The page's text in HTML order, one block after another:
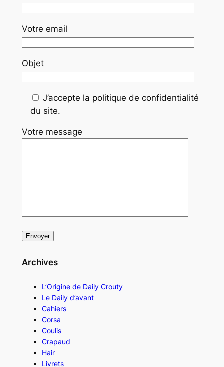
Votre email
Objet
J’accepte la politique de confidentialité
du site.
Votre message
Archives
L’Origine de Daily Crouty
Le Daily d’avant
Cahiers
Corsa
Coulis
Crapaud
Hair
Livrets